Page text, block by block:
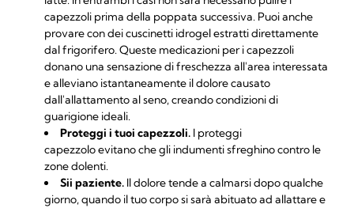
capezzoli prima della poppata successiva. Puoi anche
provare con deicuscinetti idrogelestratti direttamente
dal frigorifero. Queste medicazioni per i capezzoli
donano una sensazione di freschezza all'area interessata
e alleviano istantaneamente il dolore causato
dall'allattamento al seno, creando condizioni di
guarigione ideali.
Proteggi i tuoi capezzoli. I proteggi
capezzoloevitano che gli indumenti sfreghino contro le
zone dolenti.
Sii paziente. Il dolore tende a calmarsi dopo qualche
giorno, quando il tuo corpo si sarà abituato ad allattare e